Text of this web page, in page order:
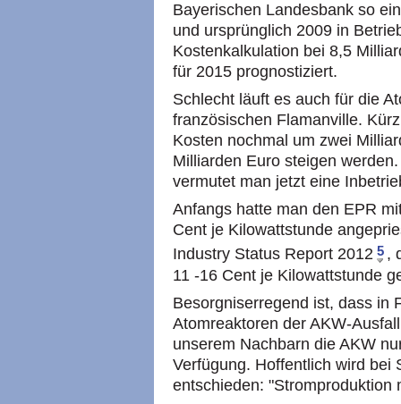
Bayerischen Landesbank so
und ursprünglich 2009 in
Kostenkalkulation bei 8,5
für 2015 prognostiziert.
Schlecht läuft es auch für die
französischen Flamanville.
Kosten nochmal um zwei
Milliarden Euro steigen
vermutet man jetzt eine
Anfangs hatte man den EPR
Cent je Kilowattstunde
Industry Status Report 2012 5 ,
11 -16 Cent je Kilowattstunde
Besorgniserregend ist, dass in
Atomreaktoren der AKW-
unserem Nachbarn die AKW
Verfügung. Hoffentlich wird bei
entschieden: "Stromproduktion